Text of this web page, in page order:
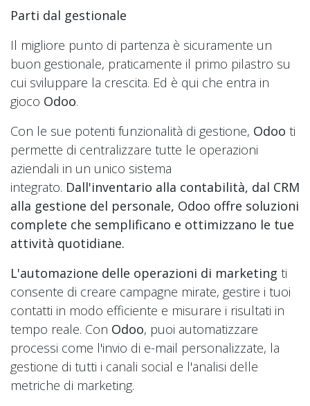
Parti dal gestionale
Il migliore punto di partenza è sicuramente un
buon gestionale, praticamente il primo pilastro su
cui sviluppare la crescita. Ed è qui che entra in
gioco Odoo.
Con le sue potenti funzionalità di gestione, Odoo ti
permette di centralizzare tutte le operazioni
aziendali in un unico sistema
integrato. Dall'inventario alla contabilità, dal CRM
alla gestione del personale, Odoo offre soluzioni
complete che semplificano e ottimizzano le tue
attività quotidiane.
L'automazione delle operazioni di marketing ti
consente di creare campagne mirate, gestire i tuoi
contatti in modo efficiente e misurare i risultati in
tempo reale. Con Odoo, puoi automatizzare
processi come l'invio di e-mail personalizzate, la
gestione di tutti i canali social e l'analisi delle
metriche di marketing.